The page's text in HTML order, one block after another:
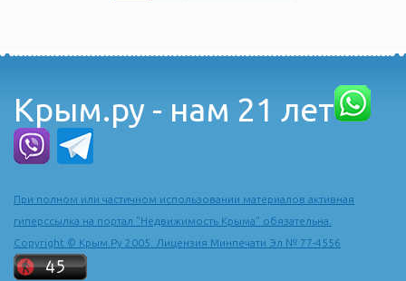
Крым.ру - нам 21 лет
При полном или частичном использовании материалов активная
гиперссылка на портал "Недвижимость Крыма" обязательна.
Copyright © Крым.Ру 2005. Лицензия Минпечати Эл № 77-4556